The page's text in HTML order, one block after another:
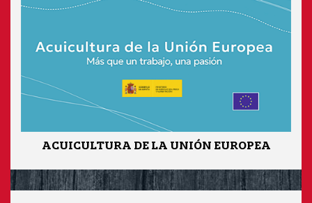
ACUICULTURA DE LA UNIÓN EUROPEA